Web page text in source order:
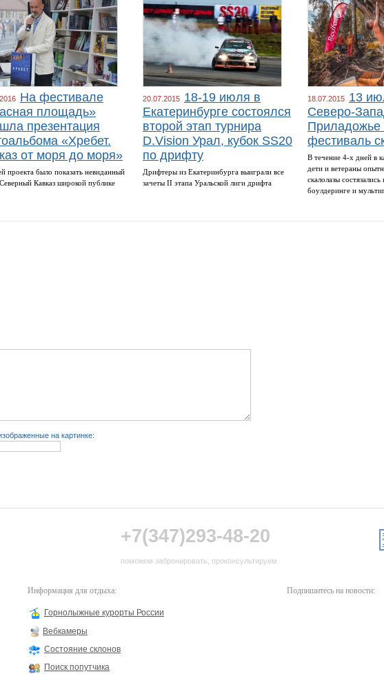
На фестивале
площадь»
презентация
«Хребет.
от моря до моря»
проекта было показать невиданный
Кавказ широкой публике
20.07.2015 18-19 июля в
Екатеринбурге состоялся
второй этап турнира
D.Vision Урал, кубок SS20
по дрифту
Дрифтеры из Екатеринбурга выиграли все
зачеты II этапа Уральской лиги дрифта
18.07.2015 13
Северо-
Приладожье
фестиваль
В течение 4-х дней в
дети и ветераны
скалолазы
боулдеринге и
на картинке:
+7(347)293-48-20
поможем забронировать, проконсультируем
Информация для отдыха:
Горнолыжные курорты России
Вебкамеры
Состояние склонов
Поиск попутчика
Подпишитесь на новости: